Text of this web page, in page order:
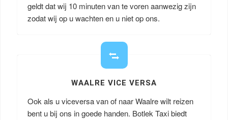
geldt dat wij 10 minuten van te voren aanwezig zijn
zodat wij op u wachten en u niet op ons.
WAALRE VICE VERSA
Ook als u viceversa van of naar Waalre wilt reizen
bent u bij ons in goede handen. Botlek Taxi biedt